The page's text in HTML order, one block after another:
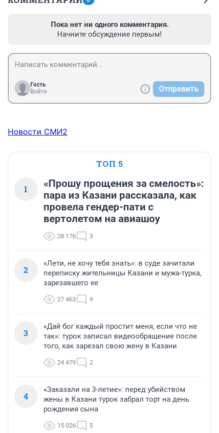
Пока нет ни одного комментария.
Начните обсуждение первым!
Гость
Войти
Отправить
Новости СМИ2
ТОП 5
1
«Прошу прощения за смелость»:
пара из Казани рассказала, как
провела гендер-пати с
вертолетом на авиашоу
28 176 3
2
«Лети, не хочу тебя знать»: в суде зачитали
переписку жительницы Казани и мужа-турка,
зарезавшего ее
27 463 9
3
«Дай бог каждый простит меня, если что не
так»: турок записал видеообращение после
того, как зарезал свою жену в Казани
24 479 2
4
«Заказали на 3-летие»: перед убийством
жены в Казани турок забрал торт на день
рождения сына
15 026 5